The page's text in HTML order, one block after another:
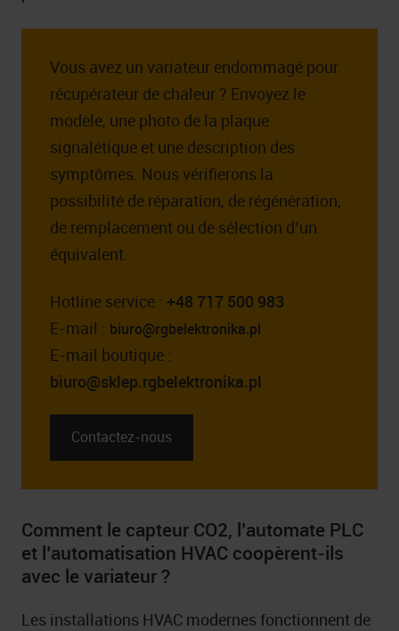
Vous avez un variateur endommagé pour
récupérateur de chaleur ? Envoyez le
modèle, une photo de la plaque
signalétique et une description des
symptômes. Nous vérifierons la
possibilité de réparation, de régénération,
de remplacement ou de sélection d’un
équivalent.
Hotline service : +48 717 500 983
E-mail : biuro@rgbelektronika.pl
E-mail boutique :
biuro@sklep.rgbelektronika.pl
Contactez-nous
Comment le capteur CO2, l’automate PLC
et l’automatisation HVAC coopèrent-ils
avec le variateur ?
Les installations HVAC modernes fonctionnent de